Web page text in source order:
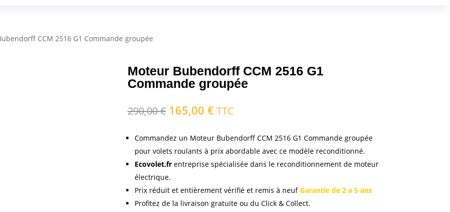
CCM 2516 G1 Commande groupée
Moteur Bubendorff CCM 2516 G1
Commande groupée
290,00€ Le
initial
était :
290,00 €.
165,00 €Le
actuel
est :
165,00 €.
TTC
Commandez un Moteur Bubendorff CCM 2516 G1 Commande groupée
pour volets roulants à prix abordable avec ce modèle reconditionné.
Ecovolet.frentreprise spécialisée dans le reconditionnement de moteur
électrique.
Prix réduit et entièrement vérifié et remis à neufGarantie de 2 a 5 ans
Profitez de la livraison gratuite ou du Click & Collect.